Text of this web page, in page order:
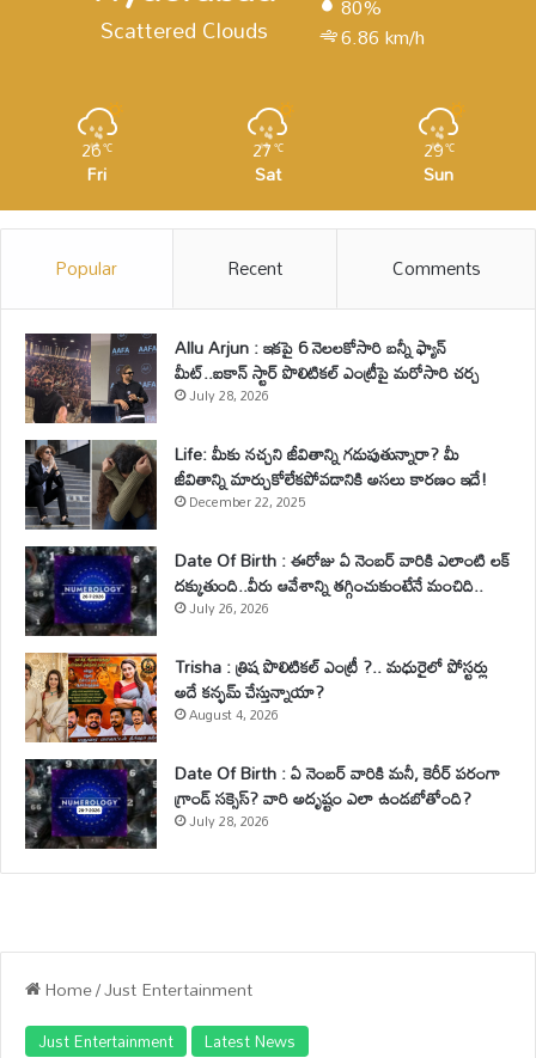
Scattered Clouds 6.86 km/h
26℃
Fri
27℃
Sat
29℃
Sun
Popular Recent Comments
Allu Arjun : ఇకపై 6 నెలలకోసారి బన్నీ ఫ్యాన్
మీట్..ఐకాన్ స్టార్ పొలిటికల్ ఎంట్రీపై మరోసారి చర్చ
July 28, 2026
Life: మీకు నచ్చని జీవితాన్ని గడుపుతున్నారా? మీ
జీవితాన్ని మార్చుకోలేకపోవడానికి అసలు కారణం ఇదే!
December 22, 2025
Date Of Birth : ఈరోజు ఏ నెంబర్ వారికి ఎలాంటి లక్
దక్కుతుంది..వీరు ఆవేశాన్ని తగ్గించుకుంటేనే మంచిది..
July 26, 2026
Trisha : త్రిష పొలిటికల్ ఎంట్రీ ?.. మధురైలో పోస్టర్లు
అదే కన్ఫమ్ చేస్తున్నాయా?
August 4, 2026
Date Of Birth : ఏ నెంబర్ వారికి మనీ, కెరీర్ పరంగా
గ్రాండ్ సక్సెస్? వారి అదృష్టం ఎలా ఉండబోతోంది?
July 28, 2026